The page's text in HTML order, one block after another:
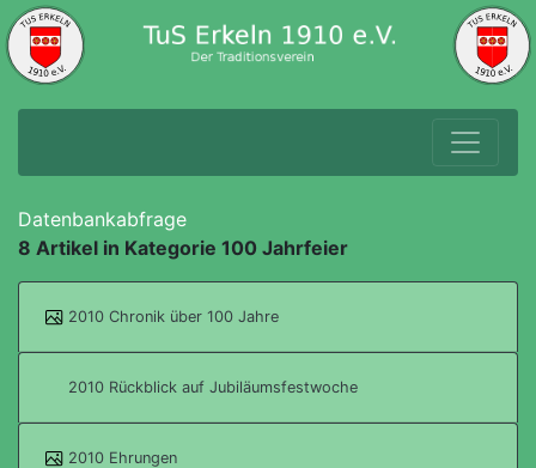
Datenbankabfrage
8 Artikel in Kategorie 100 Jahrfeier
2010 Chronik über 100 Jahre
2010 Rückblick auf Jubiläumsfestwoche
2010 Ehrungen